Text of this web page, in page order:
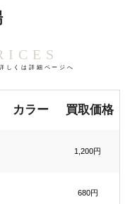
しくは詳細ページへ
カラー 買取価格
1,200円
680円